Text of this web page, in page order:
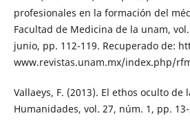
profesionales en la formación del
Facultad de Medicina de la unam,
junio, pp. 112-119. Recuperado de:
www.revistas.unam.mx/index.php/
Vallaeys, F. (2013). El ethos oculto
Humanidades, vol. 27, núm. 1, pp.